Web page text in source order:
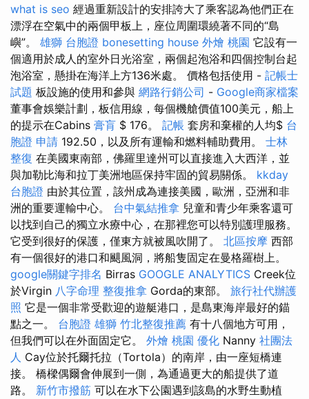
what is seo 經過重新設計的安排誇大了乘客認為他們正在
漂浮在空氣中的兩個甲板上，座位周圍環繞著不同的“島
嶼”。 雄獅 台胞證 bonesetting house 外燴 桃園 它設有一
個適用於成人的室外日光浴室，兩個起泡浴和四個控制台起
泡浴室，懸掛在海洋上方136米處。 價格包括使用 - 記帳士
試題 板設施的使用和參與 網路行銷公司 - Google商家檔案
董事會娛樂計劃，板信用線，每個機艙價值100美元，船上
的提示在Cabins 膏肓 $ 176。 記帳 套房和棄權的人均$ 台
胞證 申請 192.50，以及所有運輸和燃料輔助費用。 士林
整復 在美國東南部，佛羅里達州可以直接進入大西洋，並
與加勒比海和拉丁美洲地區保持牢固的貿易關係。 kkday
台胞證 由於其位置，該州成為連接美國，歐洲，亞洲和非
洲的重要運輸中心。 台中氣結推拿 兒童和青少年乘客還可
以找到自己的獨立水療中心，在那裡您可以特別護理服務。
它受到很好的保護，僅東方就被風吹開了。 北區按摩 西部
有一個很好的港口和颶風洞，將船隻固定在曼格羅樹上。
google關鍵字排名 Birras GOOGLE ANALYTICS Creek位
於Virgin 八字命理 整復推拿 Gorda的東部。 旅行社代辦護
照 它是一個非常受歡迎的遊艇港口，是島東海岸最好的錨
點之一。 台胞證 雄獅 竹北整復推薦 有十八個地方可用，
但我們可以在外面固定它。 外燴 桃園 優化 Nanny 社團法
人 Cay位於托爾托拉（Tortola）的南岸，由一座短橋連
接。 橋樑偶爾會伸展到一側，為通過更大的船提供了道
路。 新竹市撥筋 可以在水下公園遇到該島的水野生動植